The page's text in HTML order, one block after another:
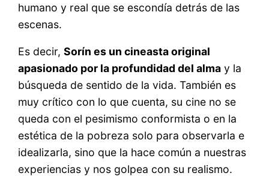
humano y real que se escondía detrás de las
escenas.
Es decir,Sorín es un cineasta original
apasionado por la profundidad del alma y la
búsqueda de sentido de la vida. También es
muy crítico con lo que cuenta, su cine no se
queda con el pesimismo conformista o en la
estética de la pobreza solo para observarla e
idealizarla, sino que la hace común a nuestras
experiencias y nos golpea con su realismo.